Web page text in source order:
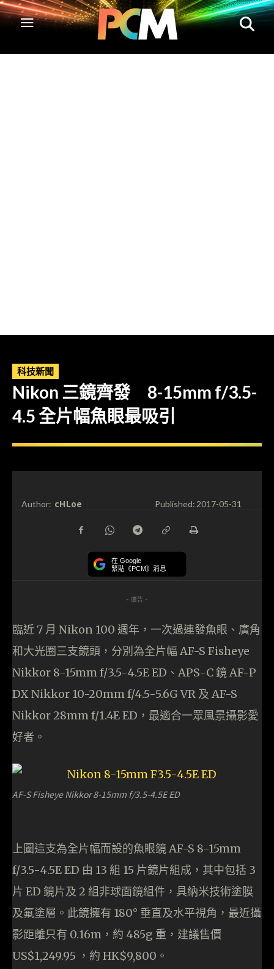
科技新聞
Nikon 三鏡齊發 8-15mm f/3.5-
4.5 全片幅魚眼最吸引
Author: cHLoe Published:2017-05-31
在 Google
緊貼《PCM》消息
- 廣告 -
臨近 7 月 Nikon 100 週年，一次過連發魚眼、廣角
和大光圈三支鏡頭，分別為全片幅 AF-S Fisheye
Nikkor 8-15mm f/3.5-4.5E ED、APS-C 鏡 AF-P
DX Nikkor 10-20mm f/4.5-5.6G VR 及 AF-S
Nikkor 28mm f/1.4E ED，最適合一眾風景攝影愛
好者。
AF-S Fisheye Nikkor 8-15mm f/3.5-4.5E ED
上圖這支為全片幅而設的魚眼鏡 AF-S 8-15mm
f/3.5-4.5E ED 由 13 組 15 片鏡片組成，其中包括 3
片 ED 鏡片及 2 組非球面鏡組件，具納米技術塗膜
及氟塗層。此鏡擁有 180° 垂直及水平視角，最近攝
影距離只有 0.16m，約 485g 重，建議售價
US$1,249.95 ，約 HK$9,800。